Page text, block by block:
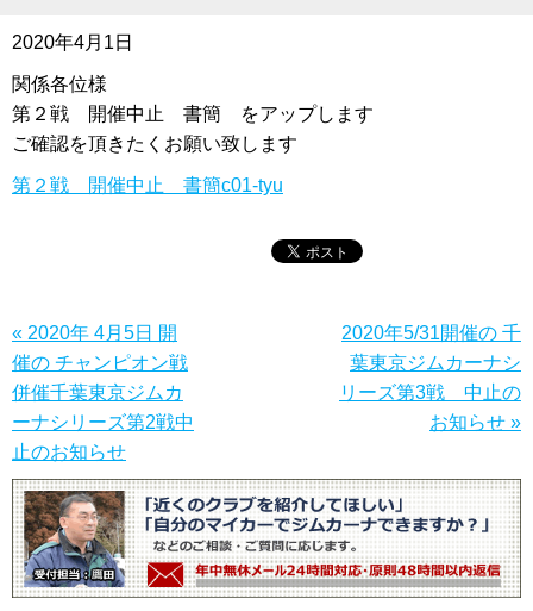
2020年4月1日
関係各位様
第２戦 開催中止 書簡 をアップします
ご確認を頂きたくお願い致します
第２戦 開催中止 書簡c01-tyu
« 2020年 4月5日 開
催の チャンピオン戦
併催千葉東京ジムカ
ーナシリーズ第2戦中
止のお知らせ
2020年5/31開催の 千
葉東京ジムカーナシ
リーズ第3戦 中止の
お知らせ »